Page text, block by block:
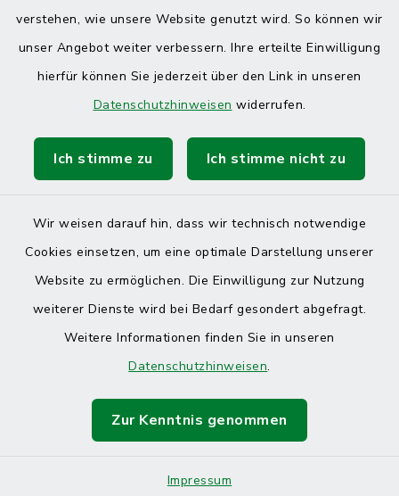
verstehen, wie unsere Website genutzt wird. So können wir
unser Angebot weiter verbessern. Ihre erteilte Einwilligung
hierfür können Sie jederzeit über den Link in unseren
Datenschutzhinweisen widerrufen.
Ich stimme zu Ich stimme nicht zu
Wir weisen darauf hin, dass wir technisch notwendige
Cookies einsetzen, um eine optimale Darstellung unserer
Website zu ermöglichen. Die Einwilligung zur Nutzung
weiterer Dienste wird bei Bedarf gesondert abgefragt.
Weitere Informationen finden Sie in unseren
Datenschutzhinweisen.
Zur Kenntnis genommen
Impressum
Kontakt
Datenschutz
Impressum
Sitemap
Cookie-Einstellungen